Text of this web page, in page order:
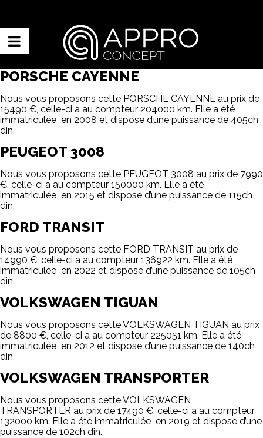
PORSCHE CAYENNE
Nous vous proposons cette PORSCHE CAYENNE au prix de
15490 €, celle-ci a au compteur 204000 km. Elle a été
immatriculée en 2008 et dispose d’une puissance de 405ch
din.
PEUGEOT 3008
Nous vous proposons cette PEUGEOT 3008 au prix de 7990
€, celle-ci a au compteur 150000 km. Elle a été
immatriculée en 2015 et dispose d’une puissance de 115ch
din.
FORD TRANSIT
Nous vous proposons cette FORD TRANSIT au prix de
14990 €, celle-ci a au compteur 136922 km. Elle a été
immatriculée en 2022 et dispose d’une puissance de 105ch
din.
VOLKSWAGEN TIGUAN
Nous vous proposons cette VOLKSWAGEN TIGUAN au prix
de 8800 €, celle-ci a au compteur 225051 km. Elle a été
immatriculée en 2012 et dispose d’une puissance de 140ch
din.
VOLKSWAGEN TRANSPORTER
Nous vous proposons cette VOLKSWAGEN
TRANSPORTER au prix de 17490 €, celle-ci a au compteur
132000 km. Elle a été immatriculée en 2019 et dispose d’une
puissance de 102ch din.